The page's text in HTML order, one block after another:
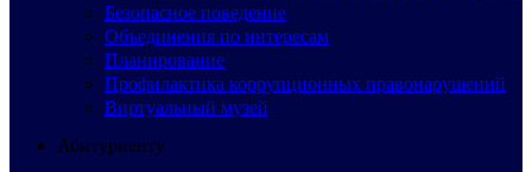
Безопасное поведение
Объединения по интересам
Планирование
Профилактика коррупционных правонарушений
Виртуальный музей
Абитуриенту